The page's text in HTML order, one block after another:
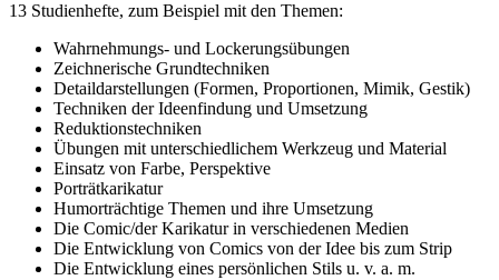
13 Studienhefte, zum Beispiel mit den Themen:
Wahrnehmungs- und Lockerungsübungen
Zeichnerische Grundtechniken
Detaildarstellungen (Formen, Proportionen, Mimik, Gestik)
Techniken der Ideenfindung und Umsetzung
Reduktionstechniken
Übungen mit unterschiedlichem Werkzeug und Material
Einsatz von Farbe, Perspektive
Porträtkarikatur
Humorträchtige Themen und ihre Umsetzung
Die Comic/der Karikatur in verschiedenen Medien
Die Entwicklung von Comics von der Idee bis zum Strip
Die Entwicklung eines persönlichen Stils u. v. a. m.